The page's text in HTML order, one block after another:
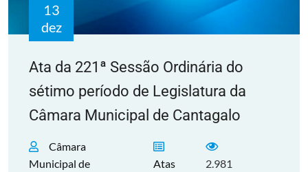
13
dez
Ata da 221ª Sessão Ordinária do
sétimo período de Legislatura da
Câmara Municipal de Cantagalo
Câmara
Municipal de
Atas
2.981